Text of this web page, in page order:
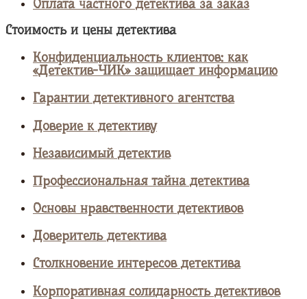
Оплата частного детектива за заказ
Стоимость и цены детектива
Конфиденциальность клиентов: как
«Детектив-ЧИК» защищает информацию
Гарантии детективного агентства
Доверие к детективу
Независимый детектив
Профессиональная тайна детектива
Основы нравственности детективов
Доверитель детектива
Столкновение интересов детектива
Корпоративная солидарность детективов